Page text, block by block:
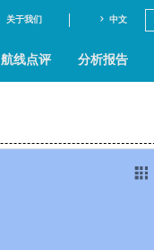
关于我们 中文
航线点评 分析报告